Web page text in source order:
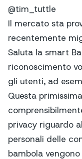
@tim_tuttle
Il mercato sta
recentemente
Saluta la smart
riconoscimento
gli utenti, ad
Questa
privacy riguardo
personali delle
bambola